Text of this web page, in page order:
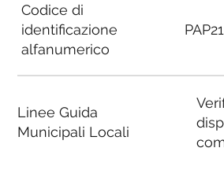
Codice di
identificazione
alfanumerico
Linee Guida
Municipali Locali
PAP21